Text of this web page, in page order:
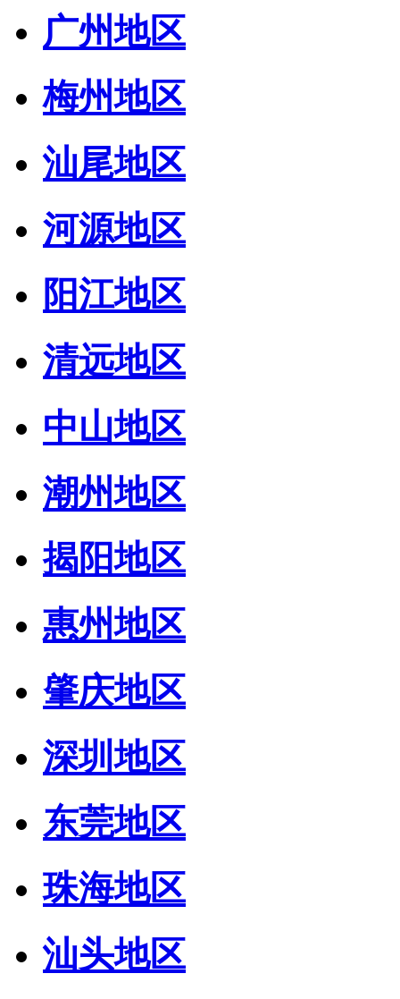
广州地区
梅州地区
汕尾地区
河源地区
阳江地区
清远地区
中山地区
潮州地区
揭阳地区
惠州地区
肇庆地区
深圳地区
东莞地区
珠海地区
汕头地区